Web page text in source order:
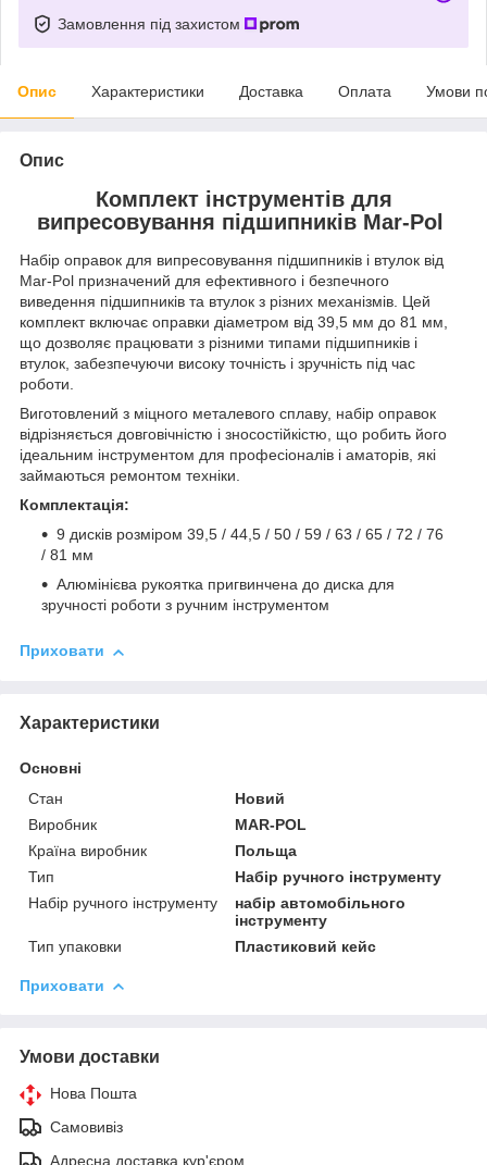
Замовлення під захистом
Опис Характеристики Доставка Оплата Умови
Опис
Комплект інструментів для
випресовування підшипників Mar-Pol
Набір оправок для випресовування підшипників і втулок від
Mar-Pol призначений для ефективного і безпечного
виведення підшипників та втулок з різних механізмів. Цей
комплект включає оправки діаметром від 39,5 мм до 81 мм,
що дозволяє працювати з різними типами підшипників і
втулок, забезпечуючи високу точність і зручність під час
роботи.
Виготовлений з міцного металевого сплаву, набір оправок
відрізняється довговічністю і зносостійкістю, що робить його
ідеальним інструментом для професіоналів і аматорів, які
займаються ремонтом техніки.
Комплектація:
9 дисків розміром 39,5 / 44,5 / 50 / 59 / 63 / 65 / 72 / 76
/ 81 мм
Алюмінієва рукоятка пригвинчена до диска для
зручності роботи з ручним інструментом
Приховати
Характеристики
Основні
Стан
Новий
Виробник
MAR-POL
Країна виробник
Польща
Тип
Набір ручного інструменту
Набір ручного інструменту
набір автомобільного
інструменту
Тип упаковки
Пластиковий кейс
Приховати
Умови доставки
Нова Пошта
Самовивіз
Адресна доставка кур'єром